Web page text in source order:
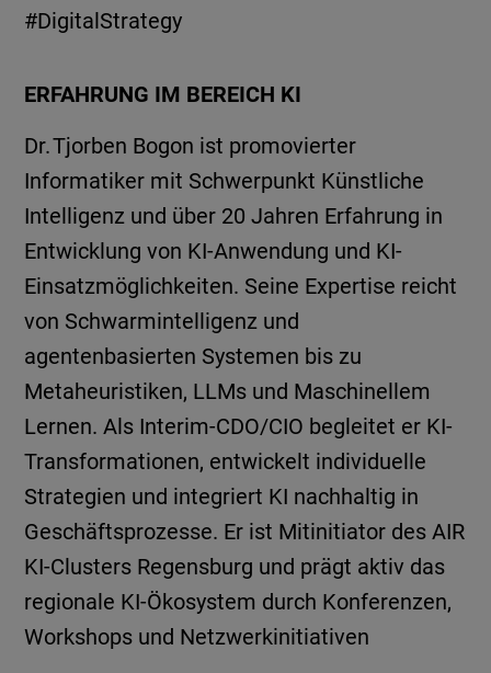
#DigitalStrategy
ERFAHRUNG IM BEREICH KI
Dr. Tjorben Bogon ist promovierter
Informatiker mit Schwerpunkt Künstliche
Intelligenz und über 20 Jahren Erfahrung in
Entwicklung von KI-Anwendung und KI-
Einsatzmöglichkeiten. Seine Expertise reicht
von Schwarmintelligenz und
agentenbasierten Systemen bis zu
Metaheuristiken, LLMs und Maschinellem
Lernen. Als Interim-CDO/CIO begleitet er KI-
Transformationen, entwickelt individuelle
Strategien und integriert KI nachhaltig in
Geschäftsprozesse. Er ist Mitinitiator des AIR
KI-Clusters Regensburg und prägt aktiv das
regionale KI-Ökosystem durch Konferenzen,
Workshops und Netzwerkinitiativen